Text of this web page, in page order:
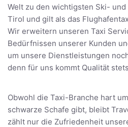
Welt zu den wichtigsten Ski-
Tirol und gilt als das
Wir erweitern unseren Taxi
Bedürfnissen unserer Kunden
um unsere Dienstleistungen
denn für uns kommt Qualität
Obwohl die Taxi-Branche hart
schwarze Schafe gibt, bleibt
zählt nur die Zufriedenheit